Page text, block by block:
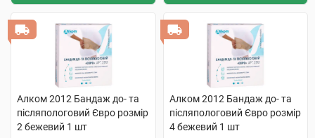
Алком 2012 Бандаж до- та
післяпологовий Євро розмір
2 бежевий 1 шт
Алком 2012 Бандаж до- та
післяпологовий Євро розмір
4 бежевий 1 шт